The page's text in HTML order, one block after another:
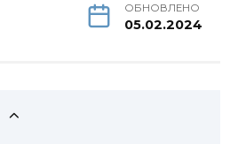
ОБНОВЛЕНО
05.02.2024